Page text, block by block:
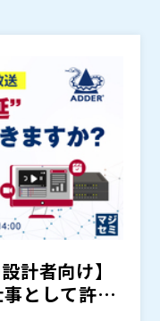
計者向け】
として許容